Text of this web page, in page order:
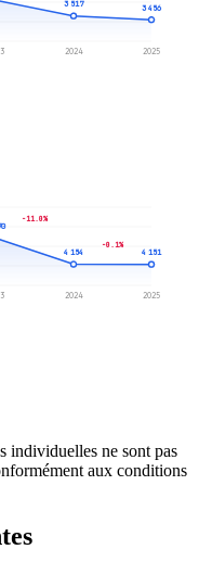
3 517
2024
3 456
2025
4 154
2024
4 151
2025
-11.0%
-0.1%
individuelles ne sont pas
aux conditions